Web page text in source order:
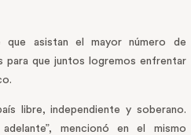
asistan el mayor número de
para que juntos logremos enfrentar
libre, independiente y soberano.
mencionó en el mismo